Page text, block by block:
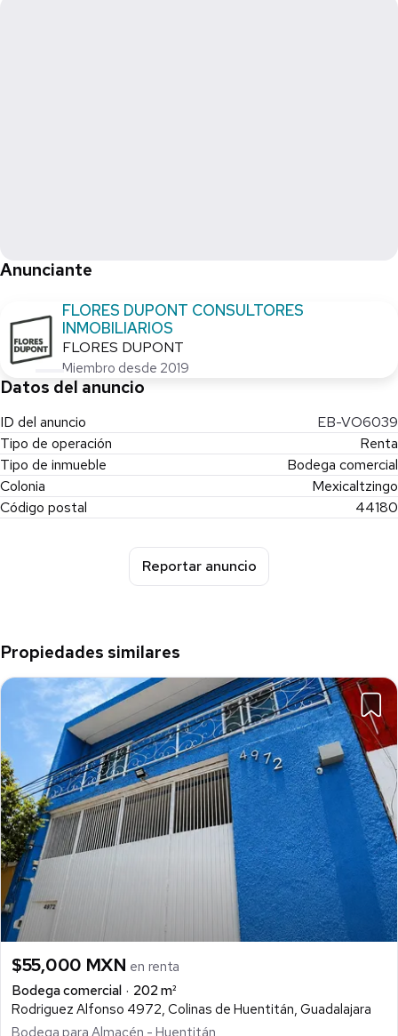
Anunciante
FLORES DUPONT CONSULTORES
INMOBILIARIOS
FLORES DUPONT
Miembro desde 2019
Datos del anuncio
ID del anuncio
EB-VO6039
Tipo de operación
Renta
Tipo de inmueble
Bodega comercial
Colonia
Mexicaltzingo
Código postal
44180
Reportar anuncio
Propiedades similares
$55,000 MXN en renta
Bodega comercial
202 m²
Rodriguez Alfonso 4972, Colinas de Huentitán, Guadalajara